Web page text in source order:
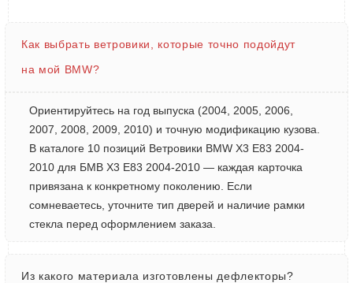
Как выбрать ветровики, которые точно подойдут
на мой BMW?
Ориентируйтесь на год выпуска (2004, 2005, 2006,
2007, 2008, 2009, 2010) и точную модификацию кузова.
В каталоге 10 позиций Ветровики BMW X3 E83 2004-
2010 для БМВ Х3 Е83 2004-2010 — каждая карточка
привязана к конкретному поколению. Если
сомневаетесь, уточните тип дверей и наличие рамки
стекла перед оформлением заказа.
Из какого материала изготовлены дефлекторы?